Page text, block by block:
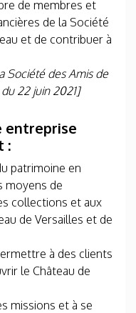
de membres et
de la Société
et de contribuer à
Société des Amis de
22 juin 2021]
entreprise
:
patrimoine en
moyens de
collections et aux
de Versailles et de
à des clients
le Château de
missions et à se